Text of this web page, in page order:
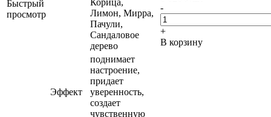
Быстрый
просмотр
Лимон, Мирра,
Пачули,
Сандаловое
дерево
Эффект
поднимает
настроение,
придает
уверенность,
создает
чувственную
-
+
В корзину